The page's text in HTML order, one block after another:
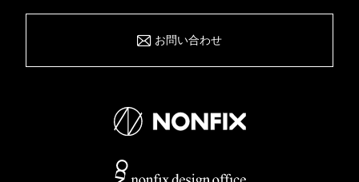
お問い合わせ